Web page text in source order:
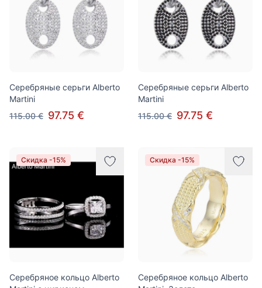
Серебряные серьги Alberto
Martini
115.00 € 97.75 €
Серебряные серьги Alberto
Martini
115.00 € 97.75 €
Скидка -15%
Серебряное кольцо Alberto
Скидка -15%
Серебряное кольцо Alberto